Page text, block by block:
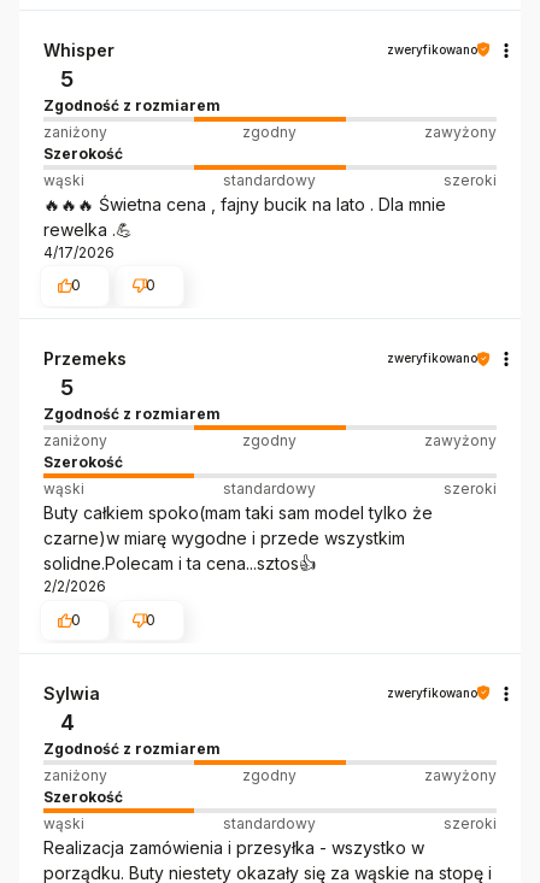
Whisper zweryfikowano
5
Zgodność z rozmiarem
zaniżony
zgodny
zawyżony
Szerokość
wąski
standardowy szeroki
🔥🔥🔥 Świetna cena , fajny bucik na lato . Dla mnie
rewelka .💪
4/17/2026
0
0
Przemeks zweryfikowano
5
Zgodność z rozmiarem
zaniżony
zgodny
zawyżony
Szerokość
wąski
standardowy szeroki
Buty całkiem spoko(mam taki sam model tylko że
czarne)w miarę wygodne i przede wszystkim
solidne.Polecam i ta cena...sztos👍️
2/2/2026
0
0
Sylwia zweryfikowano
4
Zgodność z rozmiarem
zaniżony
zgodny
zawyżony
Szerokość
wąski
standardowy szeroki
Realizacja zamówienia i przesyłka - wszystko w
porządku. Buty niestety okazały się za wąskie na stopę i